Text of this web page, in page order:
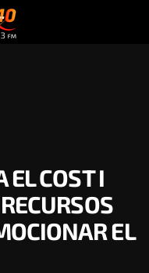
EL COST I
EL